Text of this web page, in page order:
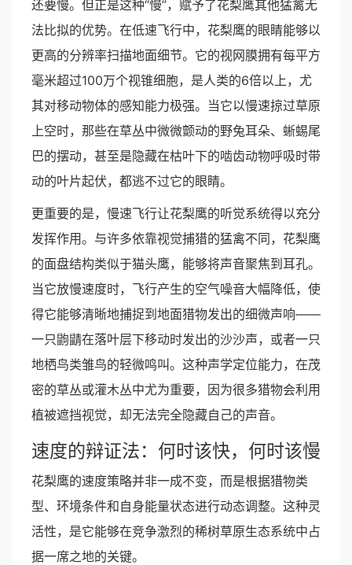
还要慢。但正是这种“慢”，赋予了花梨鹰其他猛禽无
法比拟的优势。在低速飞行中，花梨鹰的眼睛能够以
更高的分辨率扫描地面细节。它的视网膜拥有每平方
毫米超过100万个视锥细胞，是人类的6倍以上，尤
其对移动物体的感知能力极强。当它以慢速掠过草原
上空时，那些在草丛中微微颤动的野兔耳朵、蜥蜴尾
巴的摆动，甚至是隐藏在枯叶下的啮齿动物呼吸时带
动的叶片起伏，都逃不过它的眼睛。
更重要的是，慢速飞行让花梨鹰的听觉系统得以充分
发挥作用。与许多依靠视觉捕猎的猛禽不同，花梨鹰
的面盘结构类似于猫头鹰，能够将声音聚焦到耳孔。
当它放慢速度时，飞行产生的空气噪音大幅降低，使
得它能够清晰地捕捉到地面猎物发出的细微声响——
一只鼩鼱在落叶层下移动时发出的沙沙声，或者一只
地栖鸟类雏鸟的轻微鸣叫。这种声学定位能力，在茂
密的草丛或灌木丛中尤为重要，因为很多猎物会利用
植被遮挡视觉，却无法完全隐藏自己的声音。
速度的辩证法：何时该快，何时该慢
花梨鹰的速度策略并非一成不变，而是根据猎物类
型、环境条件和自身能量状态进行动态调整。这种灵
活性，是它能够在竞争激烈的稀树草原生态系统中占
据一席之地的关键。